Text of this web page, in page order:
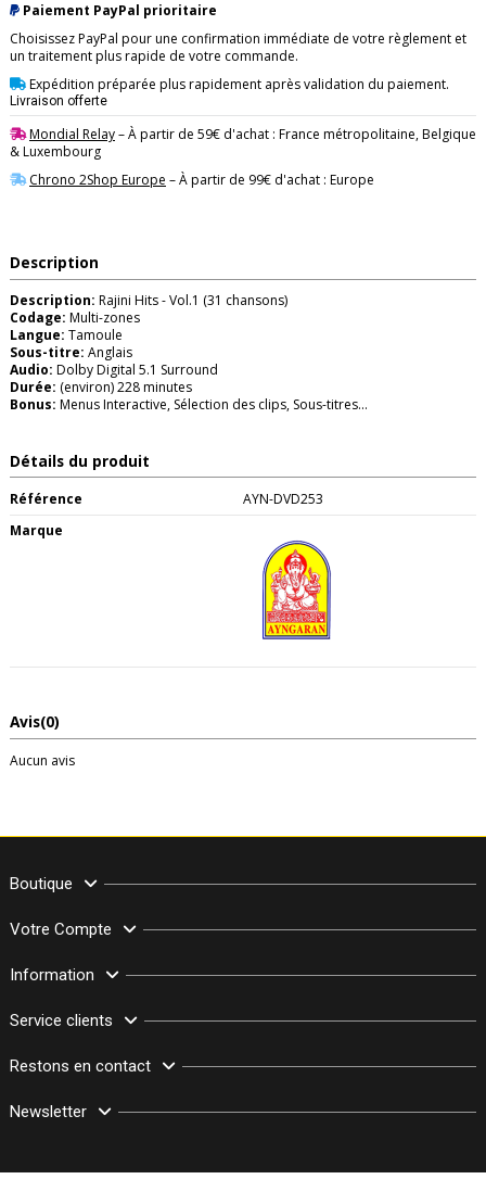
Paiement PayPal prioritaire
Choisissez PayPal pour une confirmation immédiate de votre règlement et
un traitement plus rapide de votre commande.
Expédition préparée plus rapidement après validation du paiement.
Livraison offerte
Mondial Relay– À partir de 59€ d'achat : France métropolitaine, Belgique
& Luxembourg
Chrono 2Shop Europe – À partir de 99€ d'achat : Europe
Description
Description: Rajini Hits - Vol.1 (31 chansons)
Codage: Multi-zones
Langue: Tamoule
Sous-titre: Anglais
Audio: Dolby Digital 5.1 Surround
Durée: (environ) 228 minutes
Bonus: Menus Interactive, Sélection des clips, Sous-titres...
Détails du produit
Référence
AYN-DVD253
Marque
Avis(0)
Aucun avis
Boutique
Votre Compte
Information
Service clients
Restons en contact
Newsletter